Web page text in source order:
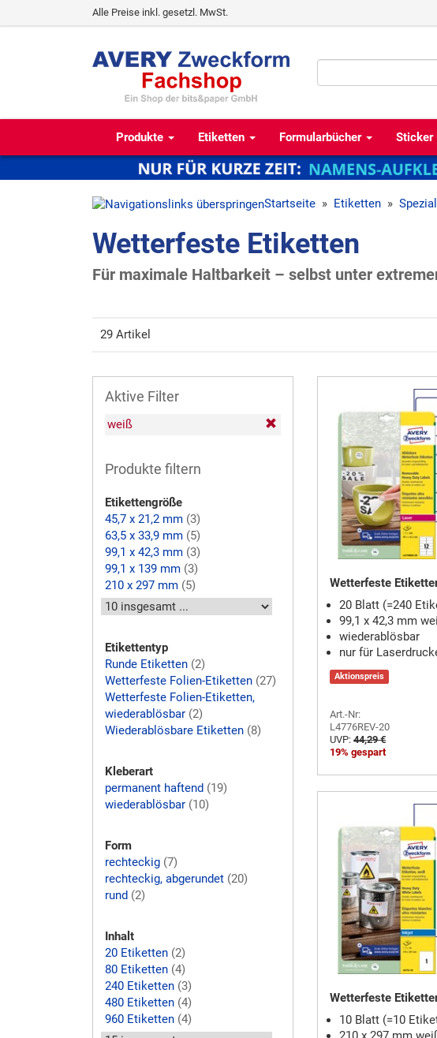
Alle Preise inkl. gesetzl. MwSt.
Produkte Etiketten Formularbücher Sticker
Startseite » Etiketten »
Wetterfeste Etiketten
Für maximale Haltbarkeit – selbst unter
29 Artikel
Aktive Filter
weiß
Produkte filtern
Etikettengröße
45,7 x 21,2 mm (3)
63,5 x 33,9 mm (5)
99,1 x 42,3 mm (3)
99,1 x 139 mm (3)
210 x 297 mm (5)
Etikettentyp
Runde Etiketten (2)
Wetterfeste Folien-Etiketten (27)
Wetterfeste Folien-Etiketten,
wiederablösbar (2)
Wiederablösbare Etiketten (8)
Kleberart
permanent haftend (19)
wiederablösbar (10)
Form
rechteckig (7)
rechteckig, abgerundet (20)
rund (2)
Inhalt
20 Etiketten (2)
80 Etiketten (4)
240 Etiketten (3)
480 Etiketten (4)
960 Etiketten (4)
Wetterfeste
20 Blatt (=240
99,1 x 42,3 mm
wiederablösbar
nur für
Aktionspreis
Art.-Nr:
L4776REV-20
UVP: 44,29 €
19% gespart
Wetterfeste
10 Blatt (=10